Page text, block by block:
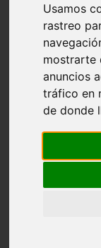
Usamos
rastreo
mostrarte
anuncios
tráfico en
de donde
Alicante -
Madrid -
Valencia -
Barcelona -
Girona -
Illes-balears -
Las-palmas -
Madrid -
Alicante -
Madrid -
Toledo -
Illes-balears -